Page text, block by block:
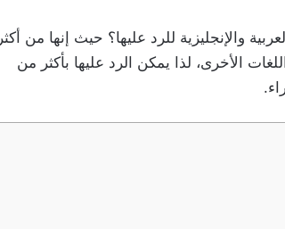
والإنجليزية للرد عليها؟ حيث إنها من أكثر
الأخرى، لذا يمكن الرد عليها بأكثر من